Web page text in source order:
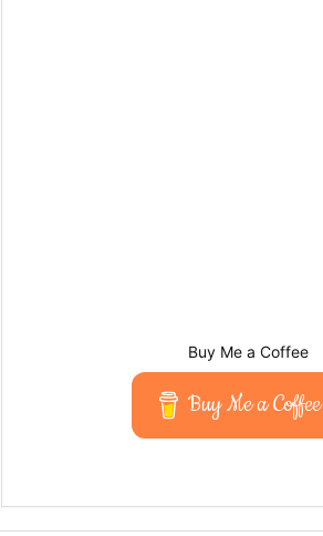
Buy Me a Coffee
Buy Me a Coffee